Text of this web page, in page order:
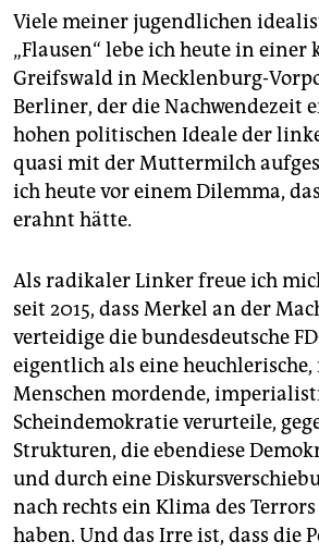
Viele meiner jugendlichen
„Flausen“ lebe ich heute in einer
Greifswald in Mecklenburg-
Berliner, der die Nachwendezeit
hohen politischen Ideale der
quasi mit der Muttermilch
ich heute vor einem Dilemma,
erahnt hätte.
Als radikaler Linker freue ich
seit 2015, dass Merkel an der
verteidige die bundesdeutsche
eigentlich als eine heuchlerische,
Menschen mordende,
Scheindemokratie verurteile,
Strukturen, die ebendiese
und durch eine
nach rechts ein Klima des
haben. Und das Irre ist, dass die